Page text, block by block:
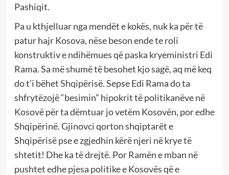
Pashiqit.
Pa u kthjelluar nga mendët e kokës, nuk ka për të
patur hajr Kosova, nëse beson ende te roli
konstruktiv e ndihëmues që paska kryeministri Edi
Rama. Sa më shumë të besohet kjo sagë, aq më keq
do t’i bëhet Shqipërisë. Sepse Edi Rama do ta
shfrytëzojë “besimin” hipokrit të politikanëve në
Kosovë për ta dëmtuar jo vetëm Kosovën, por edhe
Shqipërinë. Gjinovci qorton shqiptarët e
Shqipërisë pse e zgjedhin kërë njeri në krye të
shtetit! Dhe ka të drejtë. Por Ramën e mban në
pushtet edhe pjesa politike e Kosovës që e